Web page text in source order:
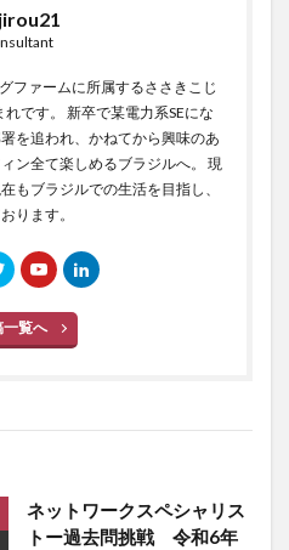
ファームに所属するささきこじ
です。 新卒で某電力系SEにな
を追われ、かねてから興味のあ
ン全て楽しめるブラジルへ。 現
もブラジルでの生活を目指し、
ります。
一覧へ
ネットワークスペシャリス
トー過去問挑戦 令和6年